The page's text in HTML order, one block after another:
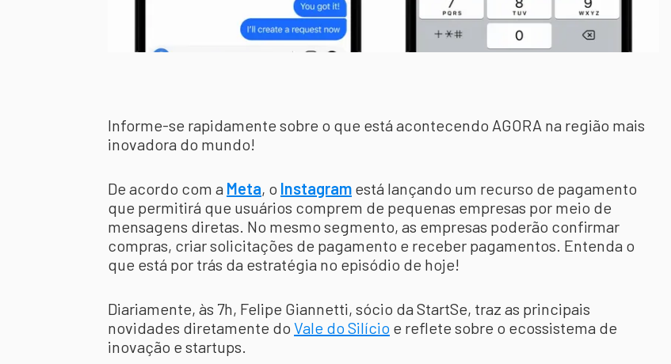
Informe-se rapidamente sobre o que está acontecendo AGORA na região mais
inovadora do mundo!
De acordo com a Meta, o Instagram está lançando um recurso de pagamento
que permitirá que usuários comprem de pequenas empresas por meio de
mensagens diretas. No mesmo segmento, as empresas poderão confirmar
compras, criar solicitações de pagamento e receber pagamentos. Entenda o
que está por trás da estratégia no episódio de hoje!
Diariamente, às 7h, Felipe Giannetti, sócio da StartSe, traz as principais
novidades diretamente do Vale do Silício e reflete sobre o ecossistema de
inovação e startups.